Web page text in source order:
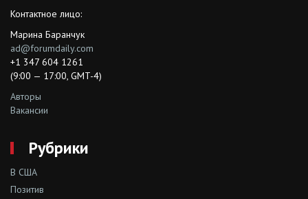
Контактное лицо:
Марина Баранчук
ad@forumdaily.com
+1 347 604 1261
(9:00 — 17:00, GMT-4)
Авторы
Вакансии
Рубрики
В США
Позитив